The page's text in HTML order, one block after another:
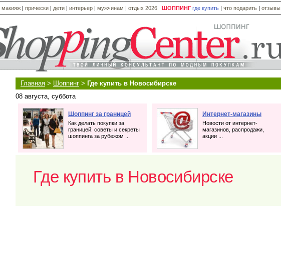
макияж | прически | дети | интерьер | мужчинам | отдых 2026 ШОППИНГ где купить | что подарить | отзывы
Главная > Шоппинг > Где купить в Новосибирске
08 августа, суббота
Шоппинг за границей
Как делать покупки за
границей: советы и секреты
шоппинга за рубежом ...
Интернет-магазины
Новости от интернет-
магазинов, распродажи,
акции ...
Где купить в Новосибирске